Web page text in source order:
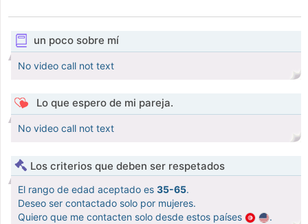
un poco sobre mí
No video call not text
Lo que espero de mi pareja.
No video call not text
Los criterios que deben ser respetados
El rango de edad aceptado es 35-65.
Deseo ser contactado solo por mujeres.
Quiero que me contacten solo desde estos países
.